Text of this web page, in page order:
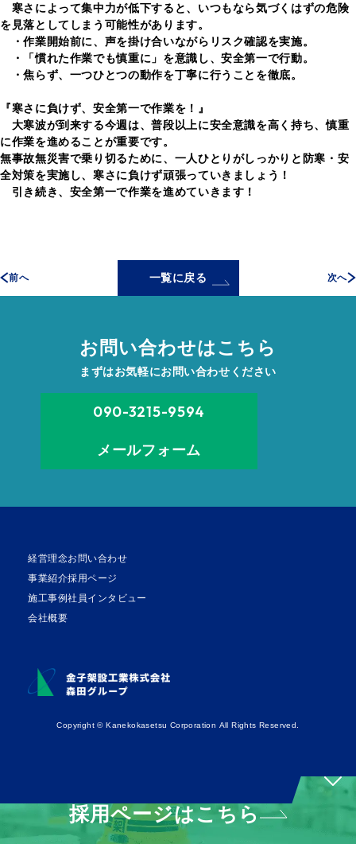
寒さによって集中力が低下すると、いつもなら気づくはずの危険
を見落としてしまう可能性があります。
・作業開始前に、声を掛け合いながらリスク確認を実施。
・
「慣れた作業でも慎重に」 を意識し、安全第一で行動。
・焦らず、一つひとつの動作を丁寧に行うことを徹底。
『寒さに負けず、安全第一で作業を！』
大寒波が到来する今週は、普段以上に安全意識を高く持ち、慎重
に作業を進めることが重要です。
無事故無災害で乗り切るために、一人ひとりがしっかりと防寒・安
全対策を実施し、寒さに負けず頑張っていきましょう！
引き続き、安全第一で作業を進めていきます！
前へ 一覧に戻る 次へ
採用ページはこちら
お問い合わせはこちら
まずはお気軽にお問い合わせください
090-3215-9594
メールフォーム
経営理念
事業紹介
施工事例
会社概要
お問い合わせ
採用ページ
社員インタビュー
Copyright © Kanekokasetsu Corporation All Rights Reserved.